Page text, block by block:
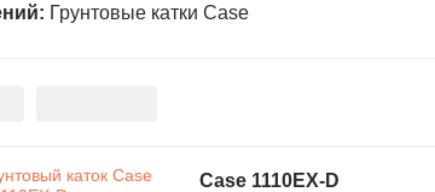
Грунтовые катки Case
Case 1110EX-D